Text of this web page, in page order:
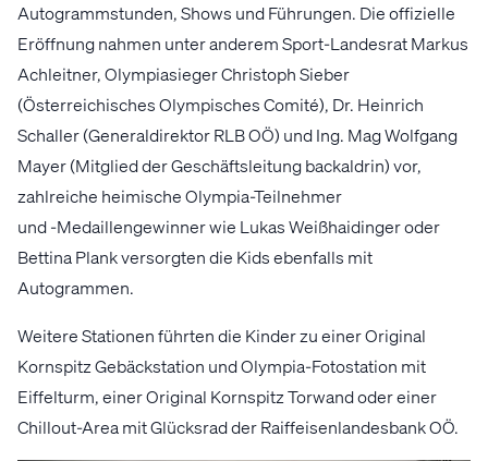
Autogrammstunden, Shows und Führungen. Die offizielle
Eröffnung nahmen unter anderem Sport-Landesrat Markus
Achleitner, Olympiasieger Christoph Sieber
(Österreichisches Olympisches Comité), Dr. Heinrich
Schaller (Generaldirektor RLB OÖ) und Ing. Mag Wolfgang
Mayer (Mitglied der Geschäftsleitung backaldrin) vor,
zahlreiche heimische Olympia-Teilnehmer
und -Medaillengewinner wie Lukas Weißhaidinger oder
Bettina Plank versorgten die Kids ebenfalls mit
Autogrammen.
Weitere Stationen führten die Kinder zu einer Original
Kornspitz Gebäckstation und Olympia-Fotostation mit
Eiffelturm, einer Original Kornspitz Torwand oder einer
Chillout-Area mit Glücksrad der Raiffeisenlandesbank OÖ.